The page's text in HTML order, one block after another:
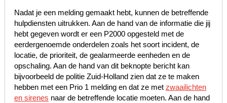
Nadat je een melding gemaakt hebt, kunnen de betreffende
hulpdiensten uitrukken. Aan de hand van de informatie die jij
hebt gegeven wordt er een P2000 opgesteld met de
eerdergenoemde onderdelen zoals het soort incident, de
locatie, de prioriteit, de gealarmeerde eenheden en de
opschaling. Aan de hand van dit beknopte bericht kan
bijvoorbeeld de politie Zuid-Holland zien dat ze te maken
hebben met een Prio 1 melding en dat ze met zwaailichten
en sirenes naar de betreffende locatie moeten. Aan de hand